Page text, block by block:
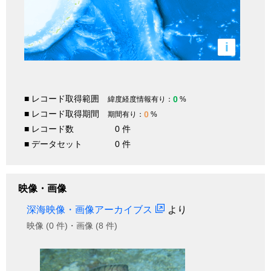
i
■ レコード取得範囲 緯度経度情報有り： 0 %
■ レコード取得期間 期間有り： 0 %
■ レコード数
0 件
■ データセット
0 件
映像・画像
深海映像・画像アーカイブス より
映像 (0 件)・画像 (8 件)